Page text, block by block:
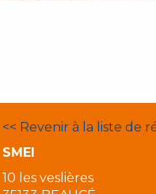
<< Revenir à la liste de
SMEI
10 les veslières